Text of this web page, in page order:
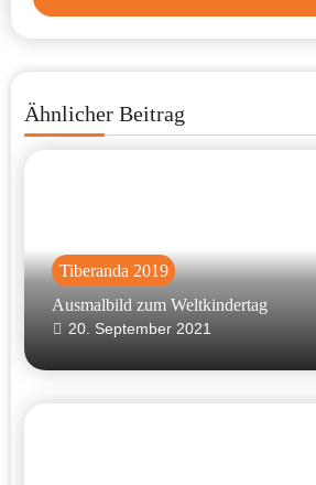
Ähnlicher Beitrag
Tiberanda 2019
Ausmalbild zum Weltkindertag
20. September 2021